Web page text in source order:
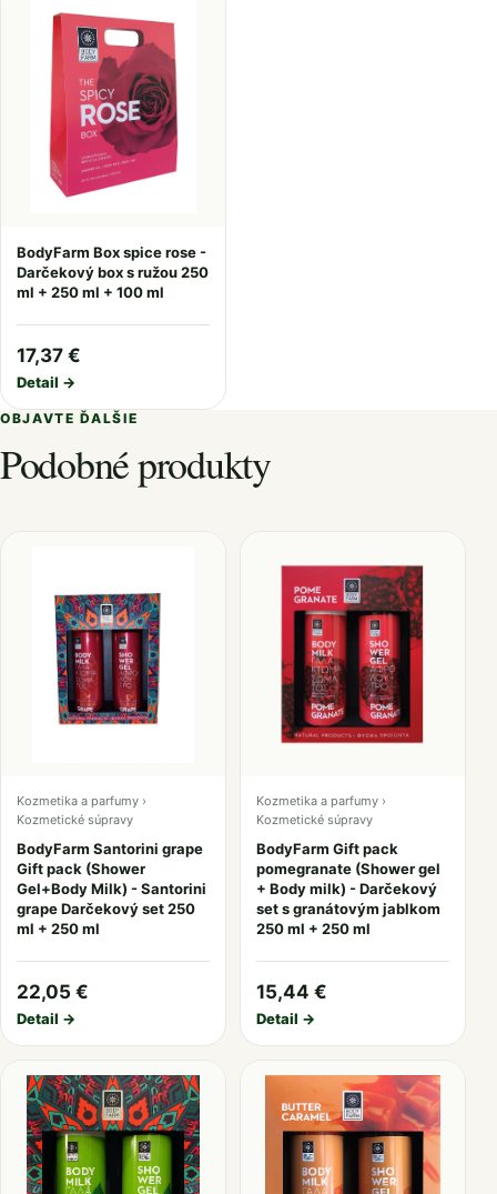
BodyFarm Box spice rose -
Darčekový box s ružou 250
ml + 250 ml + 100 ml
17,37 €
Detail →
OBJAVTE ĎALŠIE
Podobné produkty
Kozmetika a parfumy ›
Kozmetické súpravy
BodyFarm Santorini grape
Gift pack (Shower
Gel+Body Milk) - Santorini
grape Darčekový set 250
ml + 250 ml
22,05 €
Detail →
Kozmetika a parfumy ›
Kozmetické súpravy
BodyFarm Gift pack
pomegranate (Shower gel
+ Body milk) - Darčekový
set s granátovým jablkom
250 ml + 250 ml
15,44 €
Detail →